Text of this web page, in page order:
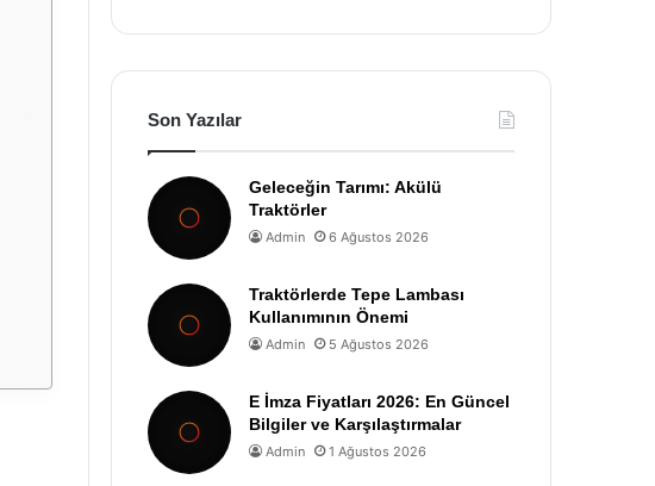
Son Yazılar
Geleceğin Tarımı: Akülü
Traktörler
Admin 6 Ağustos 2026
Traktörlerde Tepe Lambası
Kullanımının Önemi
Admin 5 Ağustos 2026
E İmza Fiyatları 2026: En Güncel
Bilgiler ve Karşılaştırmalar
Admin 1 Ağustos 2026